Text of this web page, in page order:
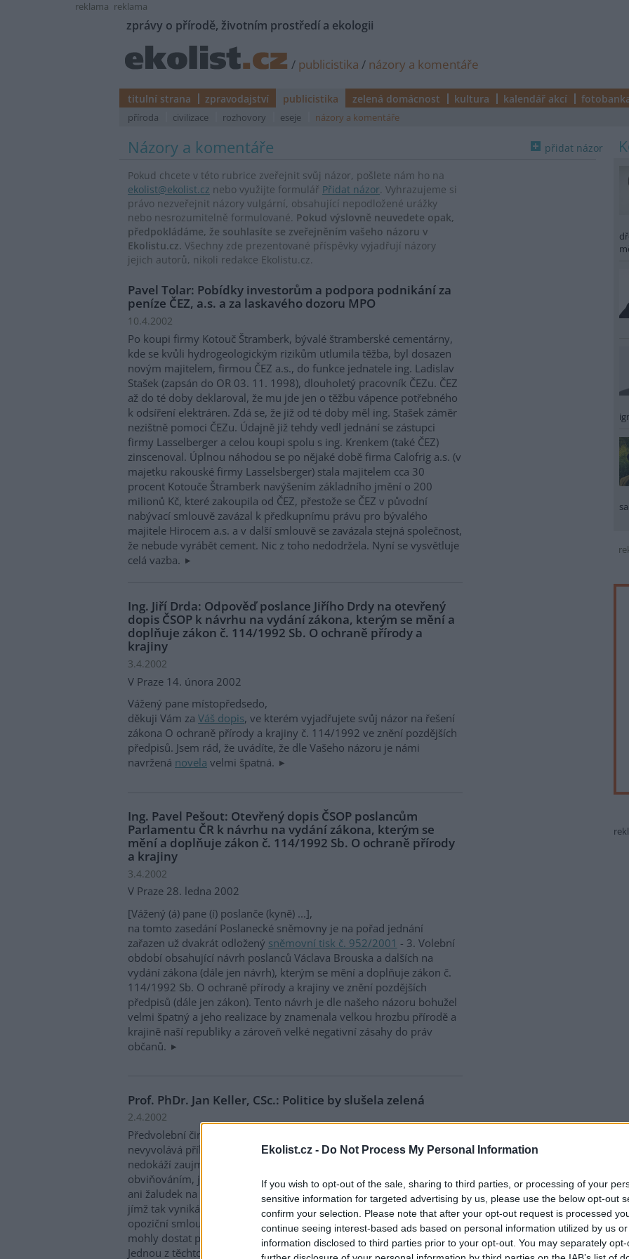
Ekolist.cz - Do Not Process My Personal Information
If you wish to opt-out of the sale, sharing to third parties, or processing of your
sensitive information for targeted advertising by us, please use the below opt-out
confirm your selection. Please note that after your opt-out request is processed
continue seeing interest-based ads based on personal information utilized by us
information disclosed to third parties prior to your opt-out. You may separately
reklama reklama
zprávy o přírodě, životním prostředí a ekologii
/ publicistika / názory a komentáře
titulní strana zpravodajství publicistika zelená domácnost kultura kalendář akcí
příroda civilizace rozhovory eseje názory a komentáře
přidat názor
Názory a komentáře
Pokud chcete v této rubrice zveřejnit svůj názor, pošlete nám ho na
ekolist@ekolist.cz nebo využijte formulář Přidat názor. Vyhrazujeme si
právo nezveřejnit názory vulgární, obsahující nepodložené urážky
nebo nesrozumitelně formulované. Pokud výslovně neuvedete opak,
předpokládáme, že souhlasíte se zveřejněním vašeho názoru v
Ekolistu.cz. Všechny zde prezentované příspěvky vyjadřují názory
jejich autorů, nikoli redakce Ekolistu.cz.
Pavel Tolar: Pobídky investorům a podpora podnikání za
peníze ČEZ, a.s. a za laskavého dozoru MPO
10.4.2002
Po koupi firmy Kotouč Štramberk, bývalé štramberské cementárny,
kde se kvůli hydrogeologickým rizikům utlumila těžba, byl dosazen
novým majitelem, firmou ČEZ a.s., do funkce jednatele ing. Ladislav
Stašek (zapsán do OR 03. 11. 1998), dlouholetý pracovník ČEZu. ČEZ
až do té doby deklaroval, že mu jde jen o těžbu vápence potřebného
k odsíření elektráren. Zdá se, že již od té doby měl ing. Stašek záměr
nezištně pomoci ČEZu. Údajně již tehdy vedl jednání se zástupci
firmy Lasselberger a celou koupi spolu s ing. Krenkem (také ČEZ)
zinscenoval. Úplnou náhodou se po nějaké době firma Calofrig a.s. (v
majetku rakouské firmy Lasselsberger) stala majitelem cca 30
procent Kotouče Štramberk navýšením základního jmění o 200
milionů Kč, které zakoupila od ČEZ, přestože se ČEZ v původní
nabývací smlouvě zavázal k předkupnímu právu pro bývalého
majitele Hirocem a.s. a v další smlouvě se zavázala stejná společnost,
že nebude vyrábět cement. Nic z toho nedodržela. Nyní se vysvětluje
celá vazba.
Ing. Jiří Drda: Odpověď poslance Jiřího Drdy na otevřený
dopis ČSOP k návrhu na vydání zákona, kterým se mění a
doplňuje zákon č. 114/1992 Sb. O ochraně přírody a
krajiny
3.4.2002
V Praze 14. února 2002
Vážený pane místopředsedo,
děkuji Vám za Váš dopis, ve kterém vyjadřujete svůj názor na řešení
zákona O ochraně přírody a krajiny č. 114/1992 ve znění pozdějších
předpisů. Jsem rád, že uvádíte, že dle Vašeho názoru je námi
navržená novela velmi špatná.
Ing. Pavel Pešout: Otevřený dopis ČSOP poslancům
Parlamentu ČR k návrhu na vydání zákona, kterým se
mění a doplňuje zákon č. 114/1992 Sb. O ochraně přírody
a krajiny
3.4.2002
V Praze 28. ledna 2002
[Vážený (á) pane (í) poslanče (kyně) ...],
na tomto zasedání Poslanecké sněmovny je na pořad jednání
zařazen už dvakrát odložený sněmovní tisk č. 952/2001 - 3. Volební
období obsahující návrh poslanců Václava Brouska a dalších na
vydání zákona (dále jen návrh), kterým se mění a doplňuje zákon č.
114/1992 Sb. O ochraně přírody a krajiny ve znění pozdějších
předpisů (dále jen zákon). Tento návrh je dle našeho názoru bohužel
velmi špatný a jeho realizace by znamenala velkou hrozbu přírodě a
krajině naší republiky a zároveň velké negativní zásahy do práv
občanů.
Prof. PhDr. Jan Keller, CSc.: Politice by slušela zelená
2.4.2002
Předvolební činnost menších neparlamentních politických stran
nevyvolává přílišný zájem médií. Je to pochopitelné. Tyto strany
nedokáží zaujmout spektakulárním vzájemným osočováním a
obviňováním, jako to předvádějí strany bývalé Čtyřkoalice. Nemají
ani žaludek na předvolební triky, cirkusové atrakce a falešné sliby,
jímž tak vyniká ODS. Přitom naše politická scéna byla již díky
opoziční smlouvě stabilizována natolik, že z polomrtvého stavu by ji
mohly dostat právě jen čerstvé politické síly a hlavně nové nápady.
Jednou z těchto sil by se u nás, stejně jako je tomu v mnoha dalších